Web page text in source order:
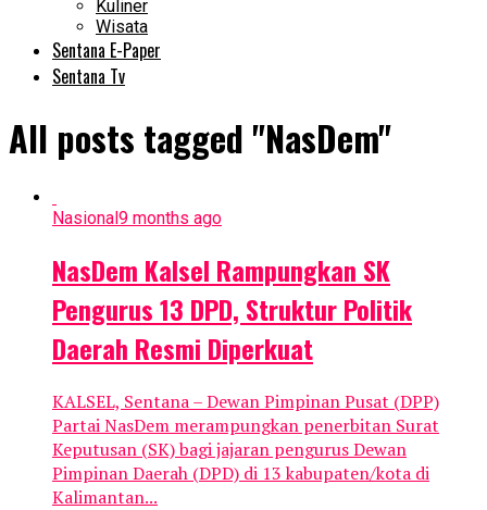
Kuliner
Wisata
Sentana E-Paper
Sentana Tv
All posts tagged "NasDem"
Nasional9 months ago
NasDem Kalsel Rampungkan SK
Pengurus 13 DPD, Struktur Politik
Daerah Resmi Diperkuat
KALSEL, Sentana – Dewan Pimpinan Pusat (DPP)
Partai NasDem merampungkan penerbitan Surat
Keputusan (SK) bagi jajaran pengurus Dewan
Pimpinan Daerah (DPD) di 13 kabupaten/kota di
Kalimantan...